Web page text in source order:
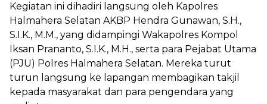
Kegiatan ini dihadiri langsung oleh Kapolres
Halmahera Selatan AKBP Hendra Gunawan, S.H.,
S.I.K., M.M., yang didampingi Wakapolres Kompol
Iksan Prananto, S.I.K., M.H., serta para Pejabat Utama
(PJU) Polres Halmahera Selatan. Mereka turut
turun langsung ke lapangan membagikan takjil
kepada masyarakat dan para pengendara yang